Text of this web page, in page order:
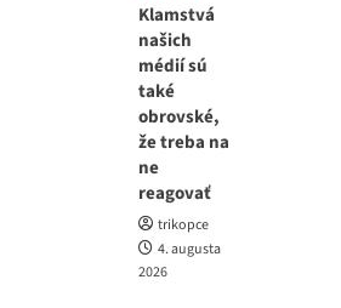
Klamstvá
našich
médií sú
také
obrovské,
že treba na
ne
reagovať
trikopce
4. augusta
2026